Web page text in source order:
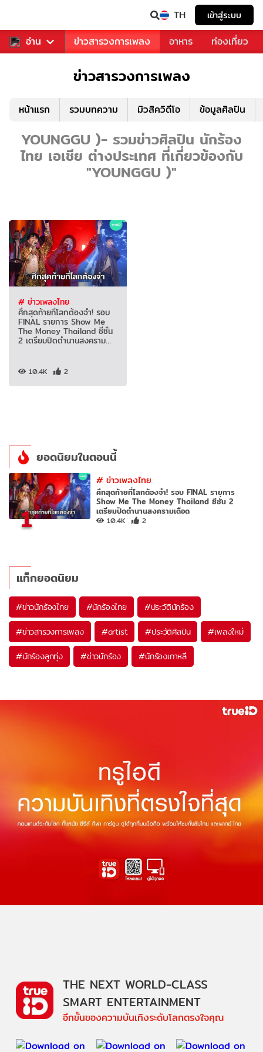
TH เข้าสู่ระบบ
อ่าน
ข่าวบันเทิง ข่าวสารวงการเพลง อาหาร ท่องเที่ยว
ข่าวสารวงการเพลง
หน้าแรก รวมบทความ มิวสิควิดีโอ ข้อมูลศิลปิน
YOUNGGU )- รวมข่าวศิลปิน นักร้อง
ไทย เอเชีย ต่างประเทศ ที่เกี่ยวข้องกับ
"YOUNGGU )"
# ข่าวเพลงไทย
ศึกสุดท้ายที่โลกต้องจำ! รอบ
FINAL รายการ Show Me
The Money Thailand ซีซั่น
2 เตรียมปิดตำนานสงคราม
10.4K 2
ยอดนิยมในตอนนี้
1
#ข่าวเพลงไทย
ศึกสุดท้ายที่โลกต้องจำ! รอบ FINAL รายการ
Show Me The Money Thailand ซีซั่น 2
เตรียมปิดตำนานสงครามเดือด
10.4K 2
แท็กยอดนิยม
#ข่าวนักร้องไทย #นักร้องไทย #ประวัตินักร้อง
#ข่าวสารวงการเพลง #artist #ประวัติศิลปิน #เพลงใหม่
#นักร้องลูกทุ่ง #ข่าวนักร้อง #นักร้องเกาหลี
THE NEXT WORLD-CLASS
SMART ENTERTAINMENT
อีกขั้นของความบันเทิงระดับโลกตรงใจคุณ